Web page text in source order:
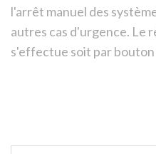
l'arrêt manuel des
autres cas d'urgence. Le
s'effectue soit par